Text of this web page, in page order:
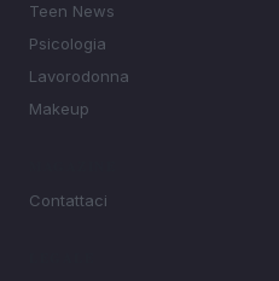
Teen News
Psicologia
Lavorodonna
Makeup
Contattaci